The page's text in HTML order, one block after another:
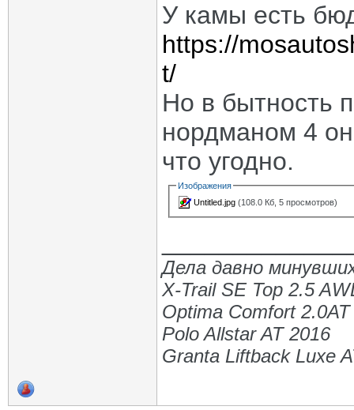
У камы есть
https://
t/
Но в бытность
нордманом 4
что угодно.
Изображения
Untitled.jpg (108.0 Кб, 5 просмотров)
Дела давно
X-Trail SE Top 2.5
Optima Comfort
Polo Allstar AT 2016
Granta Liftback Luxe